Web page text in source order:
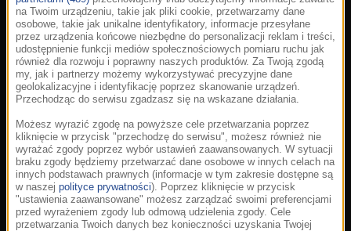
na Twoim urządzeniu, takie jak pliki cookie, przetwarzamy dane
osobowe, takie jak unikalne identyfikatory, informacje przesyłane
przez urządzenia końcowe niezbędne do personalizacji reklam i treści,
udostępnienie funkcji mediów społecznościowych pomiaru ruchu jak
również dla rozwoju i poprawny naszych produktów. Za Twoją zgodą
my, jak i partnerzy możemy wykorzystywać precyzyjne dane
geolokalizacyjne i identyfikację poprzez skanowanie urządzeń.
Przechodząc do serwisu zgadzasz się na wskazane działania.
Możesz wyrazić zgodę na powyższe cele przetwarzania poprzez
kliknięcie w przycisk "przechodzę do serwisu", możesz również nie
wyrażać zgody poprzez wybór ustawień zaawansowanych. W sytuacji
braku zgody będziemy przetwarzać dane osobowe w innych celach na
innych podstawach prawnych (informacje w tym zakresie dostępne są
w naszej polityce prywatności). Poprzez kliknięcie w przycisk
"ustawienia zaawansowane" możesz zarządzać swoimi preferencjami
przed wyrażeniem zgody lub odmową udzielenia zgody. Cele
przetwarzania Twoich danych bez konieczności uzyskania Twojej